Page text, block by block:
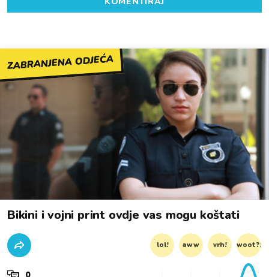
ZABRANJENA ODJEĆA
Bikini i vojni print ovdje vas mogu koštati
lol! aww vrh! woot?!